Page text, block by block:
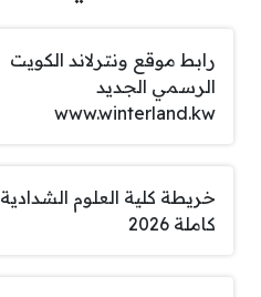
رابط موقع ونترلاند الكويت
الرسمي الجديد
www.winterland.kw
خريطة كلية العلوم الشدادية
كاملة 2026